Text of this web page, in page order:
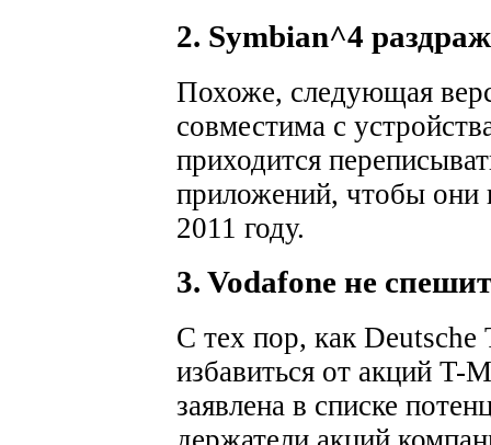
2. Symbian^4
Похоже, следующая
совместима с
приходится
приложений, чтобы они
2011 году.
3. Vodafone не
С тех пор, как Deutsche
избавиться от акций
заявлена в списке